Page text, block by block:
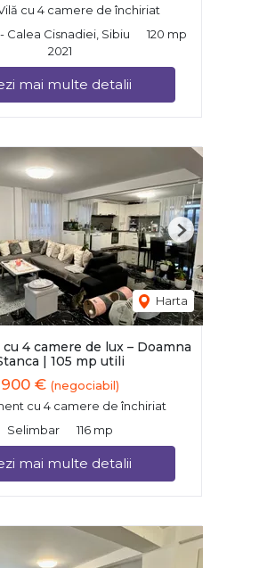
cu 4 camere de închiriat
Calea Cisnadiei, Sibiu
120 mp
2021
mai multe detalii
Harta
Next
4 camere de lux – Doamna
| 105 mp utili
900 € (negociabil)
cu 4 camere de închiriat
Selimbar
116 mp
mai multe detalii